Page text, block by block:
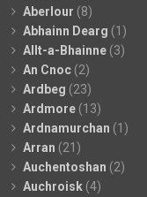
Aberlour (8)
Abhainn Dearg (1)
Allt-a-Bhainne (3)
An Cnoc (2)
Ardbeg (23)
Ardmore (13)
Ardnamurchan (1)
Arran (21)
Auchentoshan (2)
Auchroisk (4)